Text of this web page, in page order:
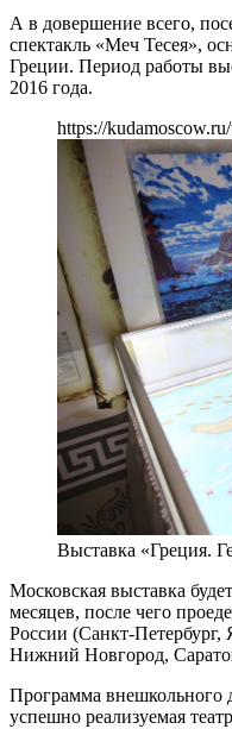
А в довершение всего,
спектакль «Меч Тесея»,
Греции. Период работы
2016 года.
https://
Выставка «Греция.
Московская выставка
месяцев, после чего
России (Санкт-Петербург,
Нижний Новгород,
Программа внешкольного
успешно реализуемая